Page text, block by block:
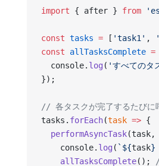
import { after } from
const tasks = [ 'task1' ,
const allTasksComplete =
  console.
log ( 'すべてのタ
});
// 各タスクが完了するたびに
tasks. forEach(task => {
  performAsyncTask
    console.
log ( `${task}
    allTasksComplete
();